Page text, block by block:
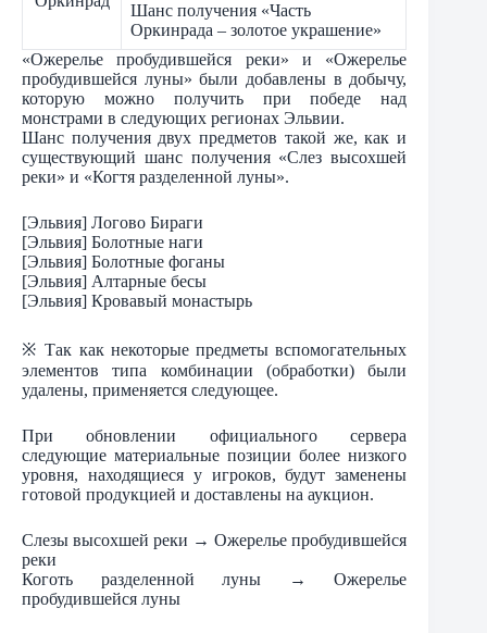
Шанс получения «Часть
Оркинрада – золотое украшение»
«Ожерелье пробудившейся реки» и «Ожерелье
пробудившейся луны» были добавлены в добычу,
которую можно получить при победе над
монстрами в следующих регионах Эльвии.
Шанс получения двух предметов такой же, как и
существующий шанс получения «Слез высохшей
реки» и «Когтя разделенной луны».
[Эльвия] Логово Бираги
[Эльвия] Болотные наги
[Эльвия] Болотные фоганы
[Эльвия] Алтарные бесы
[Эльвия] Кровавый монастырь
※ Так как некоторые предметы вспомогательных
элементов типа комбинации (обработки) были
удалены, применяется следующее.
При обновлении официального сервера
следующие материальные позиции более низкого
уровня, находящиеся у игроков, будут заменены
готовой продукцией и доставлены на аукцион.
Слезы высохшей реки → Ожерелье пробудившейся
реки
Коготь разделенной луны → Ожерелье
пробудившейся луны